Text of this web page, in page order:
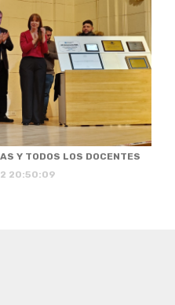
Y TODOS LOS DOCENTES
20:50:09